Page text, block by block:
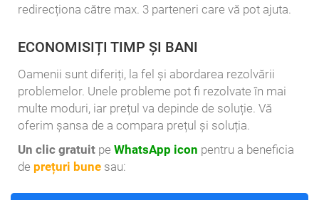
redirecționa către max. 3 parteneri care vă pot ajuta.
ECONOMISIȚI TIMP ȘI BANI
Oamenii sunt diferiți, la fel și abordarea rezolvării
problemelor. Unele probleme pot fi rezolvate în mai
multe moduri, iar prețul va depinde de soluție. Vă
oferim șansa de a compara prețul și soluția.
Un clic gratuit pe WhatsApp icon pentru a beneficia
de prețuri bune sau: